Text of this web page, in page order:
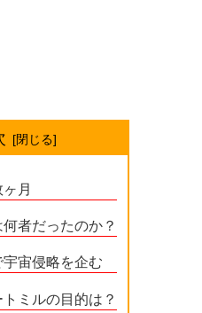
月
者だったのか？
宙侵略を企む
ミルの目的は？